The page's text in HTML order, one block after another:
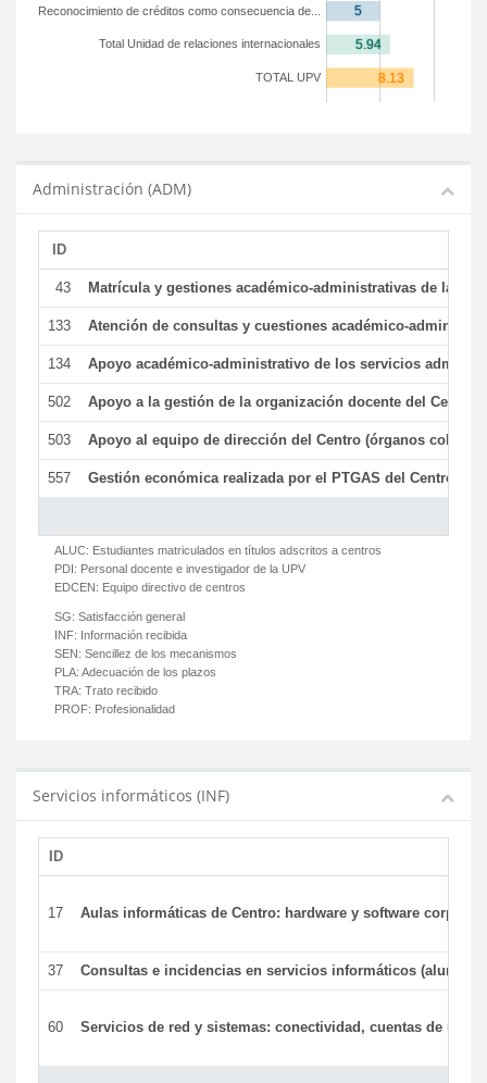
TOTAL UPV
Total Unidad de relaciones internacionales
Reconocimiento de créditos como consecuencia de...
Administración (ADM)
ID
43 Matrícula y gestiones académico-administrativas de la
133 Atención de consultas y cuestiones académico-
134 Apoyo académico-administrativo de los servicios
502 Apoyo a la gestión de la organización docente del Centro
503 Apoyo al equipo de dirección del Centro (órganos
557 Gestión económica realizada por el PTGAS del Centro
ALUC: Estudiantes matriculados en títulos adscritos a centros
PDI: Personal docente e investigador de la UPV
EDCEN: Equipo directivo de centros
SG: Satisfacción general
INF: Información recibida
SEN: Sencillez de los mecanismos
PLA: Adecuación de los plazos
TRA: Trato recibido
PROF: Profesionalidad
Servicios informáticos (INF)
ID
17 Aulas informáticas de Centro: hardware y software
37 Consultas e incidencias en servicios informáticos (alumnos)
60 Servicios de red y sistemas: conectividad, cuentas de